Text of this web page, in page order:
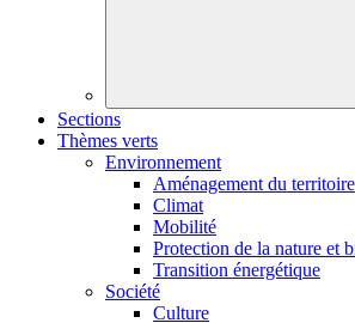
Sections
Thèmes verts
Environnement
Aménagement du territoire
Climat
Mobilité
Protection de la nature et
Transition énergétique
Société
Culture